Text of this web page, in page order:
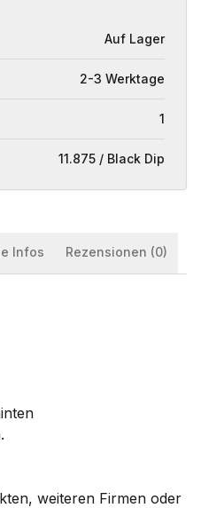
Auf Lager
2-3 Werktage
1
11.875 / Black Dip
Infos Rezensionen (0)
weiteren Firmen oder